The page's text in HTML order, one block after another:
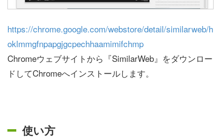
https://chrome.google.com/webstore/detail/similarweb/h
oklmmgfnpapgjgcpechhaamimifchmp
Chromeウェブサイトから『SimilarWeb』をダウンロー
ドしてChromeへインストールします。
使い方